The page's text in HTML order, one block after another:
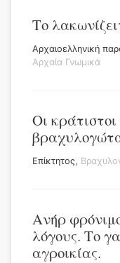
Το
Αρχαιοελληνική
Αρχαία Γνωμικά
Οι
Επίκτητος,
Ανήρ
λόγους. Το
αγροικίας.